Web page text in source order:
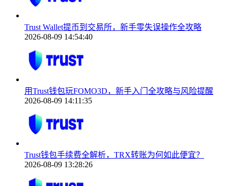
Trust Wallet提币到交易所，新手零失误操作全攻略
2026-08-09 14:54:40
用Trust钱包玩FOMO3D，新手入门全攻略与风险提醒
2026-08-09 14:11:35
Trust钱包手续费全解析，TRX转账为何如此便宜？
2026-08-09 13:28:26